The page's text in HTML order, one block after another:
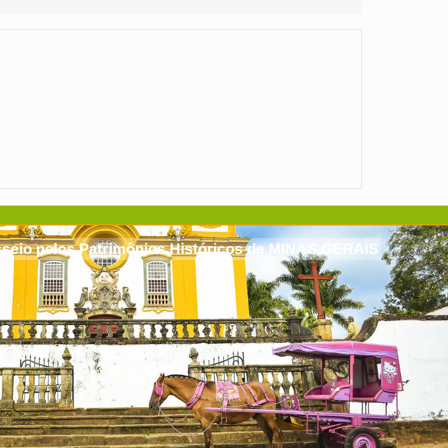
pelos Patrimônios Históricos de MINAS GERAIS